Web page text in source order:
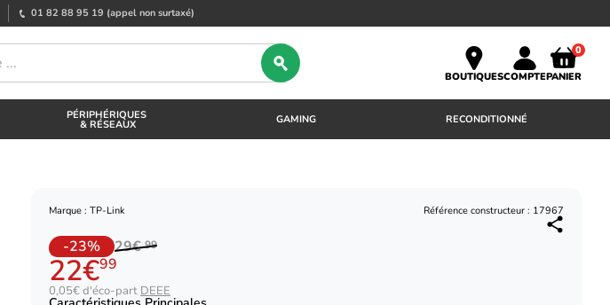
01 82 88 95 19 (appel non surtaxé)
BOUTIQUESCOMPTE
0
PANIER
PÉRIPHÉRIQUES
& RÉSEAUX GAMING RECONDITIONNÉ
Marque : TP-Link Référence constructeur : 17967
-23% 29€ 99
22€99
0,05€ d'éco-part DEEE